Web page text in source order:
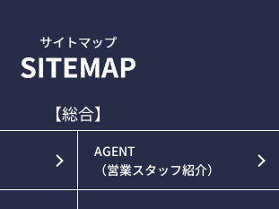
【総合】
AGENT
（営業スタッフ紹介）